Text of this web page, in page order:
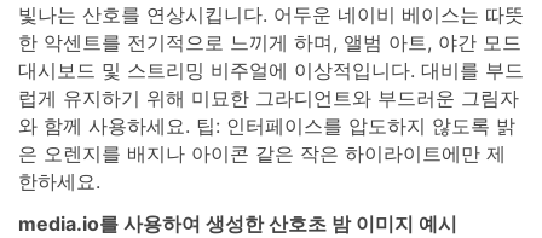
빛나는 산호를 연상시킵니다. 어두운 네이비 베이스는 따뜻
한 악센트를 전기적으로 느끼게 하며, 앨범 아트, 야간 모드
대시보드 및 스트리밍 비주얼에 이상적입니다. 대비를 부드
럽게 유지하기 위해 미묘한 그라디언트와 부드러운 그림자
와 함께 사용하세요. 팁: 인터페이스를 압도하지 않도록 밝
은 오렌지를 배지나 아이콘 같은 작은 하이라이트에만 제
한하세요.
media.io를 사용하여 생성한 산호초 밤 이미지 예시